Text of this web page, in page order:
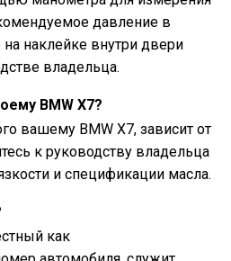
давление в
наклейке внутри двери
владельца.
BMW X7?
вашему BMW X7, зависит от
к руководству владельца
и спецификации масла.
как